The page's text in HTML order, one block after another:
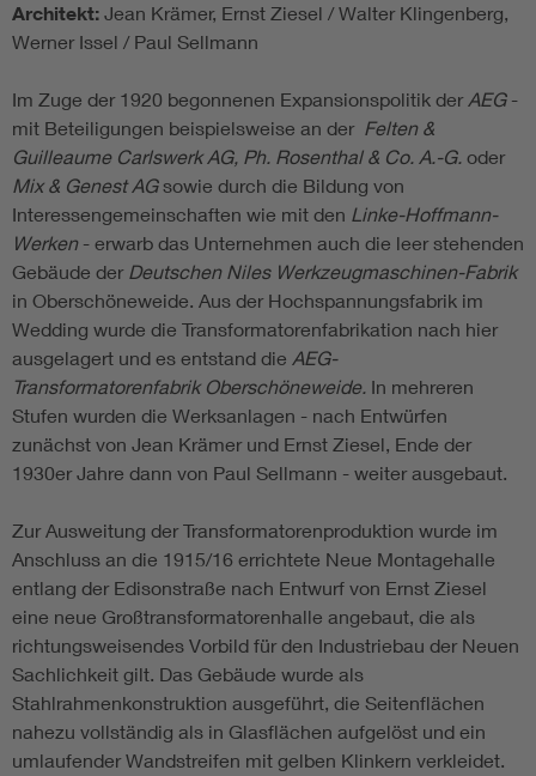
Architekt: Jean Krämer, Ernst Ziesel / Walter Klingenberg,
Werner Issel / Paul Sellmann
Im Zuge der 1920 begonnenen Expansionspolitik der AEG-
mit Beteiligungen beispielsweise an der Felten &
Guilleaume Carlswerk AG, Ph. Rosenthal & Co. A.-G. oder
Mix & Genest AGsowie durch die Bildung von
Interessengemeinschaften wie mit den Linke-Hoffmann-
Werken- erwarb das Unternehmen auch die leer stehenden
Gebäude der Deutschen Niles Werkzeugmaschinen-Fabrik
in Oberschöneweide. Aus der Hochspannungsfabrik im
Wedding wurde die Transformatorenfabrikation nach hier
ausgelagert und es entstand die AEG-
Transformatorenfabrik Oberschöneweide. In mehreren
Stufen wurden die Werksanlagen - nach Entwürfen
zunächst von Jean Krämer und Ernst Ziesel, Ende der
1930er Jahre dann von Paul Sellmann - weiter ausgebaut.
Zur Ausweitung der Transformatorenproduktion wurde im
Anschluss an die 1915/16 errichtete Neue Montagehalle
entlang der Edisonstraße nach Entwurf von Ernst Ziesel
eine neue Großtransformatorenhalle angebaut, die als
richtungsweisendes Vorbild für den Industriebau der Neuen
Sachlichkeit gilt. Das Gebäude wurde als
Stahlrahmenkonstruktion ausgeführt, die Seitenflächen
nahezu vollständig als in Glasflächen aufgelöst und ein
umlaufender Wandstreifen mit gelben Klinkern verkleidet.